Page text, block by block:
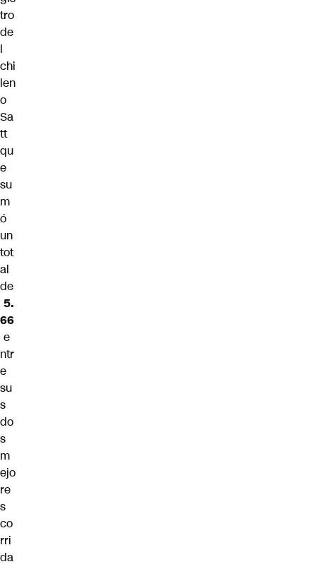
tro
de
l
chi
len
o
Sa
tt
qu
e
su
m
ó
un
tot
al
de
5.
66
e
ntr
e
su
s
do
s
m
ejo
re
s
co
rri
da